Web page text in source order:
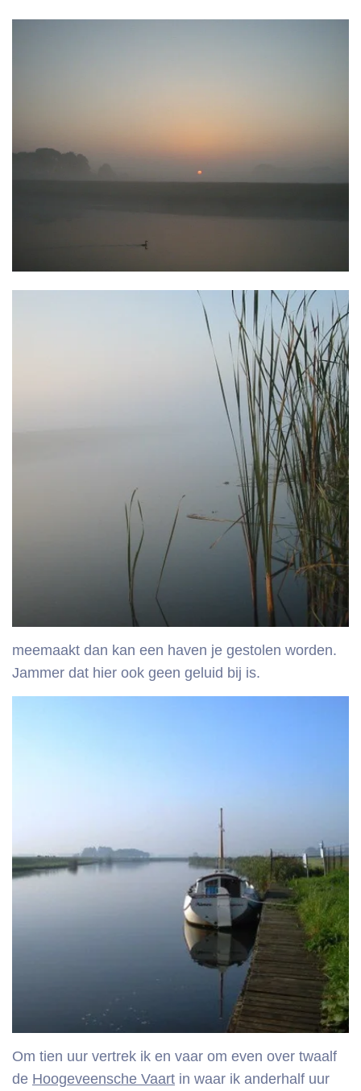
meemaakt dan kan een haven je gestolen worden.
Jammer dat hier ook geen geluid bij is.
Om tien uur vertrek ik en vaar om even over twaalf
de Hoogeveensche Vaart in waar ik anderhalf uur